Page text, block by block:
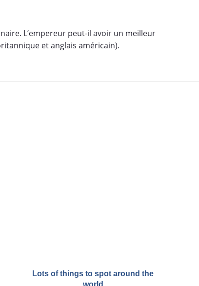
L’empereur peut-il avoir un meilleur
et anglais américain).
Lots of things to spot around the
world